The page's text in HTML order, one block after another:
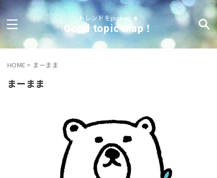
トレンドをpick up★
Good topic map！
HOME > まーまま
まーまま